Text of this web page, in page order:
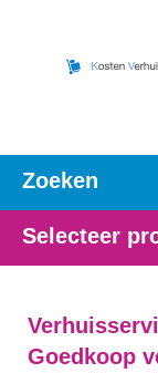
Zoeken
Selecteer
Goedkoop